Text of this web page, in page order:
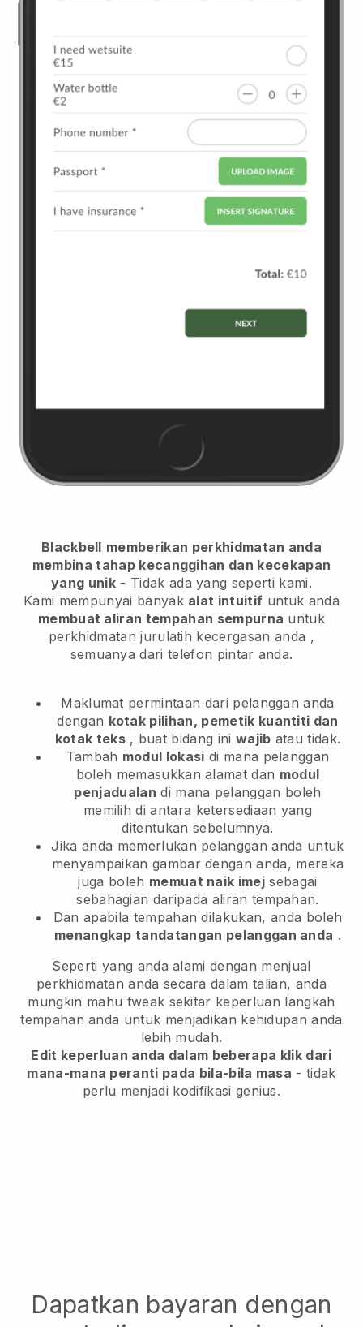
Blackbell memberikan perkhidmatan anda
membina tahap kecanggihan dan kecekapan
yang unik- Tidak ada yang seperti kami.
Kami mempunyai banyak alat intuitif untuk anda
membuat aliran tempahan sempurna untuk
perkhidmatan jurulatih kecergasan anda ,
semuanya dari telefon pintar anda.
Maklumat permintaan dari pelanggan anda
dengan kotak pilihan, pemetik kuantiti dan
kotak teks, buat bidang ini wajib atau tidak.
Tambah modul lokasi di mana pelanggan
boleh memasukkan alamat dan modul
penjadualan di mana pelanggan boleh
memilih di antara ketersediaan yang
ditentukan sebelumnya.
Jika anda memerlukan pelanggan anda untuk
menyampaikan gambar dengan anda, mereka
juga boleh memuat naik imej sebagai
sebahagian daripada aliran tempahan.
Dan apabila tempahan dilakukan, anda boleh
menangkap tandatangan pelanggan anda .
Seperti yang anda alami dengan menjual
perkhidmatan anda secara dalam talian, anda
mungkin mahu tweak sekitar keperluan langkah
tempahan anda untuk menjadikan kehidupan anda
lebih mudah.
Edit keperluan anda dalam beberapa klik dari
mana-mana peranti pada bila-bila masa - tidak
perlu menjadi kodifikasi genius.
Dapatkan bayaran dengan